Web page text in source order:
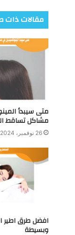
مقالات ذات
متى سيبدأ
مشاكل تساقط
26 نوفمبر، 2024
افضل طرق اطير
وبسيطة